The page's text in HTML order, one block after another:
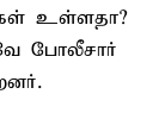
உள்ளதா?
போலீசார்